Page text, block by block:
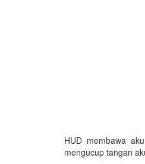
HUD membawa
mengucup tangan